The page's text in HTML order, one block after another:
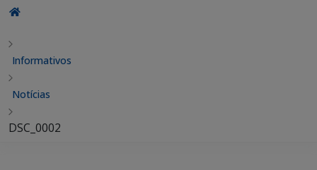
Informativos
Notícias
DSC_0002